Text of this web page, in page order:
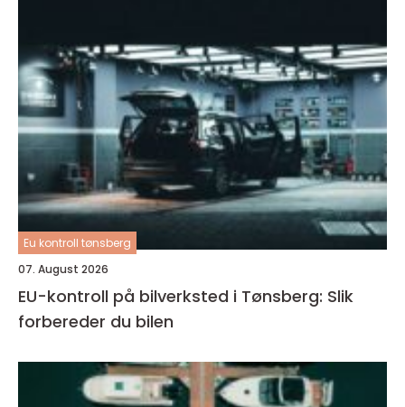
Eu kontroll tønsberg
07. August 2026
EU-kontroll på bilverksted i Tønsberg: Slik
forbereder du bilen